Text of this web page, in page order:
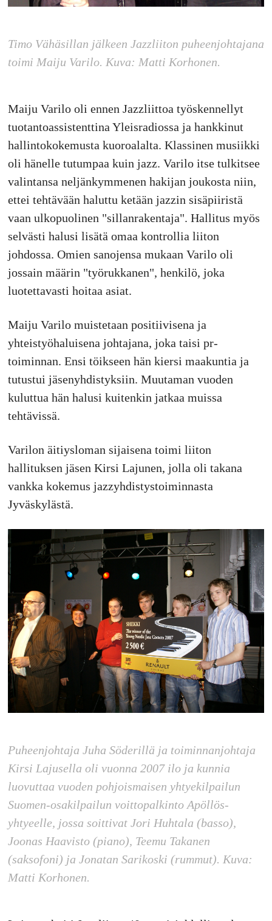
Timo Vähäsillan jälkeen Jazzliiton puheenjohtajana
toimi Maiju Varilo. Kuva: Matti Korhonen.
Maiju Varilo oli ennen Jazzliittoa työskennellyt
tuotantoassistenttina Yleisradiossa ja hankkinut
hallintokokemusta kuoroalalta. Klassinen musiikki
oli hänelle tutumpaa kuin jazz. Varilo itse tulkitsee
valintansa neljänkymmenen hakijan joukosta niin,
ettei tehtävään haluttu ketään jazzin sisäpiiristä
vaan ulkopuolinen "sillanrakentaja". Hallitus myös
selvästi halusi lisätä omaa kontrollia liiton
johdossa. Omien sanojensa mukaan Varilo oli
jossain määrin "työrukkanen", henkilö, joka
luotettavasti hoitaa asiat.
Maiju Varilo muistetaan positiivisena ja
yhteistyöhaluisena johtajana, joka taisi pr-
toiminnan. Ensi töikseen hän kiersi maakuntia ja
tutustui jäsenyhdistyksiin. Muutaman vuoden
kuluttua hän halusi kuitenkin jatkaa muissa
tehtävissä.
Varilon äitiysloman sijaisena toimi liiton
hallituksen jäsen Kirsi Lajunen, jolla oli takana
vankka kokemus jazzyhdistystoiminnasta
Jyväskylästä.
Puheenjohtaja Juha Söderillä ja toiminnanjohtaja
Kirsi Lajusella oli vuonna 2007 ilo ja kunnia
luovuttaa vuoden pohjoismaisen yhtyekilpailun
Suomen-osakilpailun voittopalkinto Apöllös-
yhtyeelle, jossa soittivat Jori Huhtala (basso),
Joonas Haavisto (piano), Teemu Takanen
(saksofoni) ja Jonatan Sarikoski (rummut). Kuva:
Matti Korhonen.